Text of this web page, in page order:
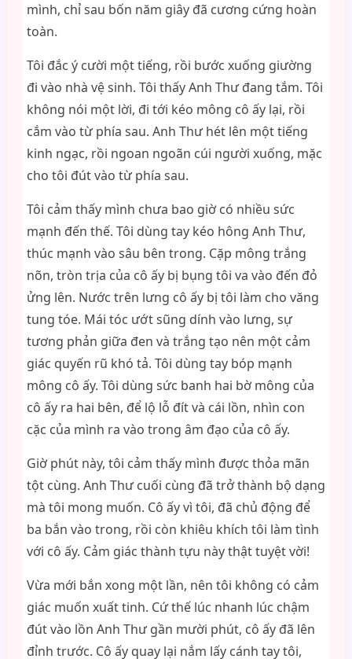
mình, chỉ sau bốn năm giây đã cương cứng hoàn
toàn.
Tôi đắc ý cười một tiếng, rồi bước xuống giường
đi vào nhà vệ sinh. Tôi thấy Anh Thư đang tắm. Tôi
không nói một lời, đi tới kéo mông cô ấy lại, rồi
cắm vào từ phía sau. Anh Thư hét lên một tiếng
kinh ngạc, rồi ngoan ngoãn cúi người xuống, mặc
cho tôi đút vào từ phía sau.
Tôi cảm thấy mình chưa bao giờ có nhiều sức
mạnh đến thế. Tôi dùng tay kéo hông Anh Thư,
thúc mạnh vào sâu bên trong. Cặp mông trắng
nõn, tròn trịa của cô ấy bị bụng tôi va vào đến đỏ
ửng lên. Nước trên lưng cô ấy bị tôi làm cho văng
tung tóe. Mái tóc ướt sũng dính vào lưng, sự
tương phản giữa đen và trắng tạo nên một cảm
giác quyến rũ khó tả. Tôi dùng tay bóp mạnh
mông cô ấy. Tôi dùng sức banh hai bờ mông của
cô ấy ra hai bên, để lộ lỗ đít và cái lồn, nhìn con
cặc của mình ra vào trong âm đạo của cô ấy.
Giờ phút này, tôi cảm thấy mình được thỏa mãn
tột cùng. Anh Thư cuối cùng đã trở thành bộ dạng
mà tôi mong muốn. Cô ấy vì tôi, đã chủ động để
ba bắn vào trong, rồi còn khiêu khích tôi làm tình
với cô ấy. Cảm giác thành tựu này thật tuyệt vời!
Vừa mới bắn xong một lần, nên tôi không có cảm
giác muốn xuất tinh. Cứ thế lúc nhanh lúc chậm
đút vào lồn Anh Thư gần mười phút, cô ấy đã lên
đỉnh trước. Cô ấy quay lại nắm lấy cánh tay tôi,